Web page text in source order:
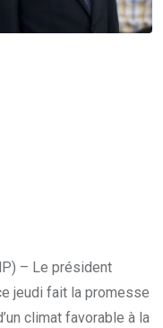
– Le président
jeudi fait la promesse
climat favorable à la